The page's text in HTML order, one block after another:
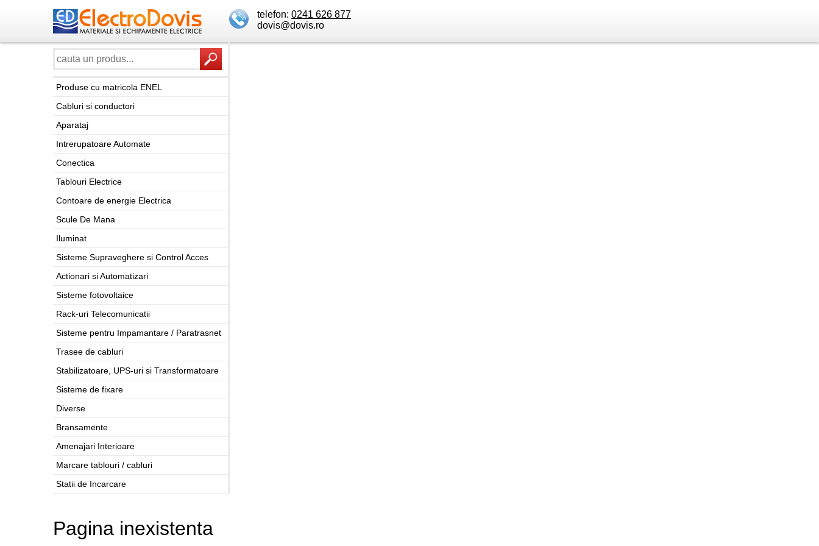
telefon: 0241 626 877
dovis@dovis.ro
Produse cu matricola ENEL
Cabluri si conductori
Aparataj
Intrerupatoare Automate
Conectica
Tablouri Electrice
Contoare de energie Electrica
Scule De Mana
Iluminat
Sisteme Supraveghere si Control Acces
Actionari si Automatizari
Sisteme fotovoltaice
Rack-uri Telecomunicatii
Sisteme pentru Impamantare / Paratrasnet
Trasee de cabluri
Stabilizatoare, UPS-uri si Transformatoare
Sisteme de fixare
Diverse
Bransamente
Amenajari Interioare
Marcare tablouri / cabluri
Statii de Incarcare
Pagina inexistenta